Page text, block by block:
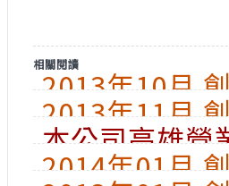
相關閱讀
2013年10月
2013年11月
本公司高雄營
2014年01月